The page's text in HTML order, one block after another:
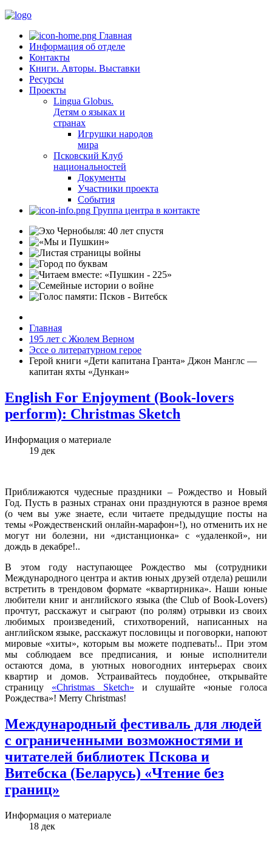
Главная
Информация об отделе
Контакты
Книги. Авторы. Выставки
Ресурсы
Проекты
Lingua Globus.
Детям о языках и
странах
Игрушки народов
мира
Псковский Клуб
национальностей
Документы
Участники проекта
События
Группа центра в контакте
Главная
195 лет с Жюлем Верном
Эссе о литературном герое
Герой книги «Дети капитана Гранта» Джон Манглс —
капитан яхты «Дункан»
English For Enjoyment (Book-lovers
perform): Christmas Sketch
Информация о материале
19 дек
Приближаются чудесные праздники – Рождество и Новый
Год. Пусть в разных странах они празднуются в разное время
(о чем вы уже знаете, если читаете предыдущие посты на
темы «Рождественский онлайн-марафон»!), но отменить их не
могут ни болезни, ни «дистанционка» с «удаленкой», ни
дождь в декабре!..
В этом году наступающее Рождество мы (сотрудники
Международного центра и актив юных друзей отдела) решили
встретить в трендовом формате «квартирника». Наши юные
любители книг и английского языка (the Club of Book-Lovers)
прочтут, расскажут и сыграют (по ролям) отрывки из своих
любимых произведений, стихотворений, написанных на
английском языке, расскажут пословицы и поговорки, напоют
мировые «хиты», которым вы можете подпевать!.. При этом
мы соблюдаем все предписания, и юные исполнители
остаются дома, в уютных новогодних интерьерах своих
квартир и домов. Устраивайтесь поудобнее, открывайте
страницу «Christmas Sketch» и слушайте «юные голоса
Рождества»! Merry Christmas!
Международный фестиваль для людей
с ограниченными возможностями и
читателей библиотек Пскова и
Витебска (Беларусь) «Чтение без
границ»
Информация о материале
18 дек